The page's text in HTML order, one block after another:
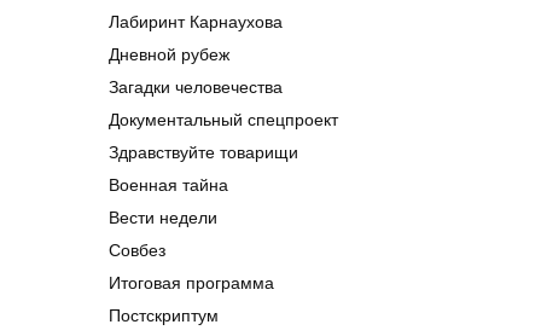
Лабиринт Карнаухова
Дневной рубеж
Загадки человечества
Документальный спецпроект
Здравствуйте товарищи
Военная тайна
Вести недели
Совбез
Итоговая программа
Постскриптум